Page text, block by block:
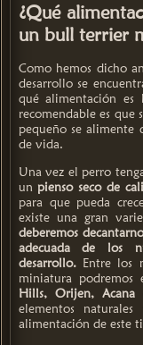
¿Qué
un bull terrier
Como hemos dicho
desarrollo se
qué alimentación es
recomendable es que
pequeño se alimente
de vida.
Una vez el perro
un pienso seco de
para que pueda
existe una gran
deberemos
adecuada de los
desarrollo. Entre los
miniatura podremos
Hills, Orijen,
elementos
alimentación de este